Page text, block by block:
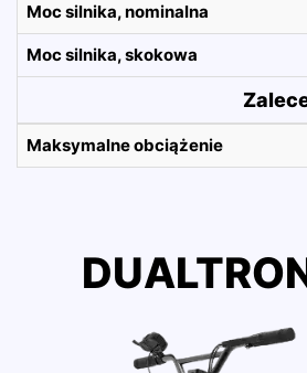
Moc silnika, nominalna
Moc silnika, skokowa
Maksymalne obciążenie